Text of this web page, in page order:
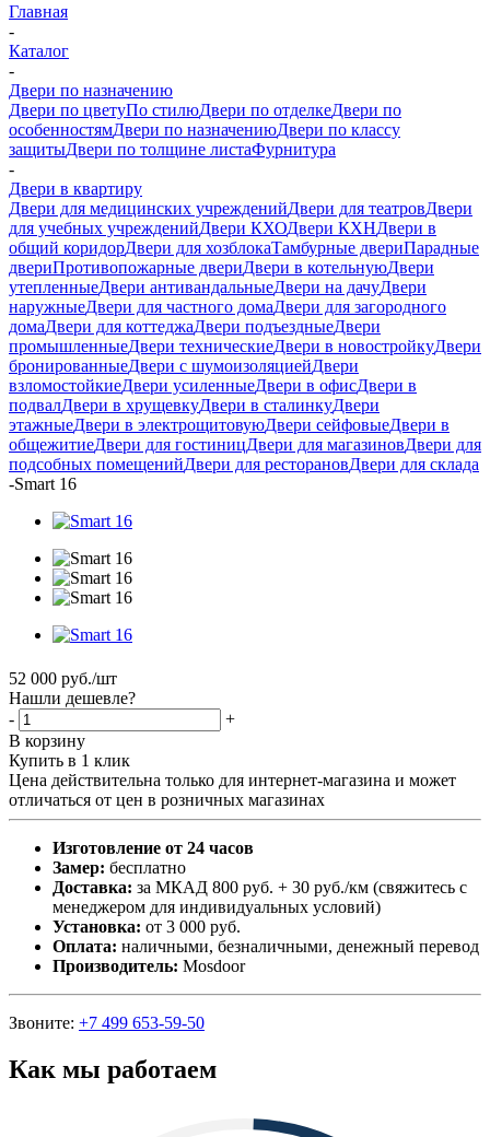
Главная
-
Каталог
-
Двери по назначению
Двери по цветуПо стилюДвери по отделкеДвери по
особенностямДвери по назначениюДвери по классу
защитыДвери по толщине листаФурнитура
-
Двери в квартиру
Двери для медицинских учрежденийДвери для театровДвери
для учебных учрежденийДвери КХОДвери КХНДвери в
общий коридорДвери для хозблокаТамбурные двериПарадные
двериПротивопожарные двериДвери в котельнуюДвери
утепленныеДвери антивандальныеДвери на дачуДвери
наружныеДвери для частного домаДвери для загородного
домаДвери для коттеджаДвери подъездныеДвери
промышленныеДвери техническиеДвери в новостройкуДвери
бронированныеДвери с шумоизоляциейДвери
взломостойкиеДвери усиленныеДвери в офисДвери в
подвалДвери в хрущевкуДвери в сталинкуДвери
этажныеДвери в электрощитовуюДвери сейфовыеДвери в
общежитиеДвери для гостиницДвери для магазиновДвери для
подсобных помещенийДвери для ресторановДвери для склада
-Smart 16
52 000 руб./шт
Нашли дешевле?
-
+
В корзину
Купить в 1 клик
Цена действительна только для интернет-магазина и может
отличаться от цен в розничных магазинах
Изготовление от 24 часов
Замер: бесплатно
Доставка: за МКАД 800 руб. + 30 руб./км (свяжитесь с
менеджером для индивидуальных условий)
Установка: от 3 000 руб.
Оплата: наличными, безналичными, денежный перевод
Производитель: Mosdoor
Звоните: +7 499 653-59-50
Как мы работаем